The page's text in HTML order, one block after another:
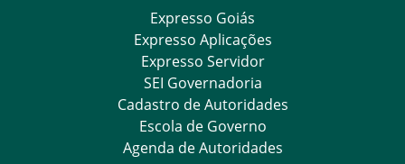
Expresso Goiás
Expresso Aplicações
Expresso Servidor
SEI Governadoria
Cadastro de Autoridades
Escola de Governo
Agenda de Autoridades